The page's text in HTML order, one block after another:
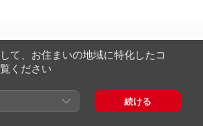
All rights reserved.
ート フィードバック
て、お住まいの地域に特化したコ
ください
続ける